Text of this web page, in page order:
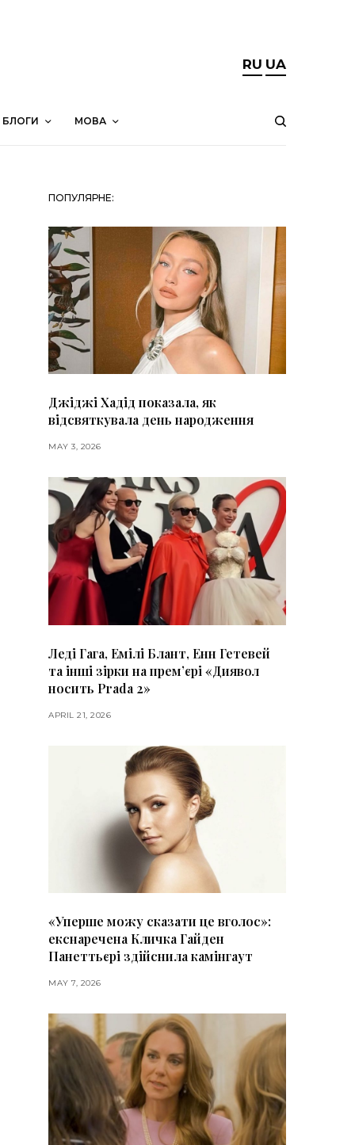
RU UA
БЛОГИ МОВА
ПОПУЛЯРНЕ:
Джіджі Хадід показала, як
відсвяткувала день народження
MAY 3, 2026
Леді Гага, Емілі Блант, Енн Гетевей
та інші зірки на премʼєрі «Диявол
носить Prada 2»
APRIL 21, 2026
«Уперше можу сказати це вголос»:
екснаречена Кличка Гайден
Панеттьєрі здійснила камінгаут
MAY 7, 2026